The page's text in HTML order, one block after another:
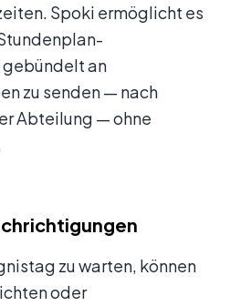
Spoki ermöglicht es
an
zu senden — nach
Abteilung — ohne
zu warten, können
oder